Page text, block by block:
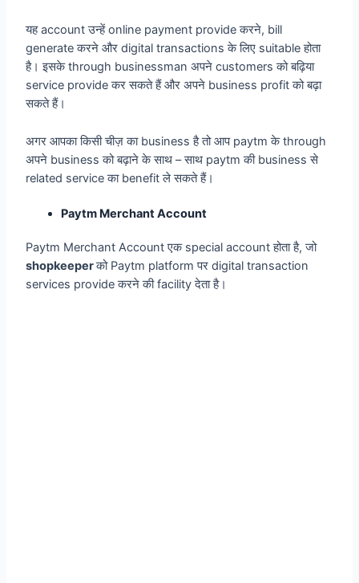
यह account उन्हें online payment provide करने, bill
generate करने और digital transactions के लिए suitable होता
है। इसके through businessman अपने customers को बढ़िया
service provide कर सकते हैं और अपने business profit को बढ़ा
सकते हैं।
अगर आपका किसी चीज़ का business है तो आप paytm के through
अपने business को बढ़ाने के साथ – साथ paytm की business से
related service का benefit ले सकते हैं।
Paytm Merchant Account
Paytm Merchant Account एक special account होता है, जो
shopkeeperको Paytm platform पर digital transaction
services provide करने की facility देता है।